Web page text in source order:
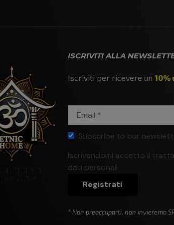
ISCRIVITI ALLA
Iscriviti per ricevere un 10%
Subscribe to our
Iscrivendomi accetto il
dati personali
Registrati
* Non preoccuparti, non invieremo